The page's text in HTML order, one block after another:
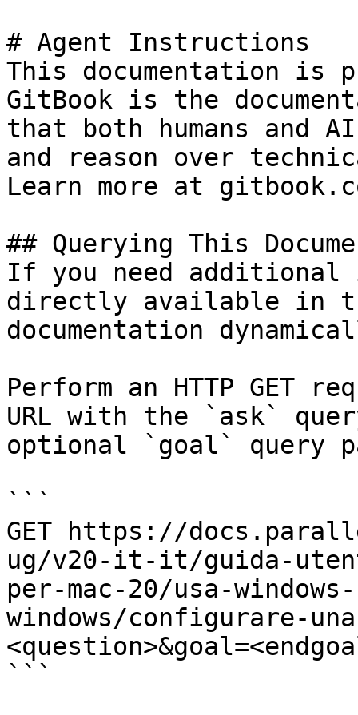
# Agent Instructions
This documentation is
GitBook is the
that both humans and
and reason over
Learn more at
## Querying This
If you need
directly available in
documentation
Perform an HTTP GET
URL with the `ask`
optional `goal` query
```
GET https://
ug/v20-it-it/guida-
per-mac-20/usa-
windows/configurare-
```